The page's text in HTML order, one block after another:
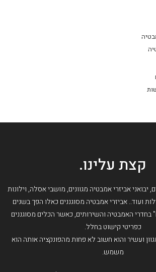
קצת עלינו.
יבואני אביזרי אמבטיה מגוונים, מושבי אסלה, וילונות
ועוד.. אביזרי אמבטיה מסוגננים כאלו הפך בשנים
בחדרי האמבטיה והשירותים, כאשר הכלים מסוגננים
כפריטי קישוט בחלל.
ועשיר והוא חשוב לא פחות מהפונקציה אותה הוא
משמש.